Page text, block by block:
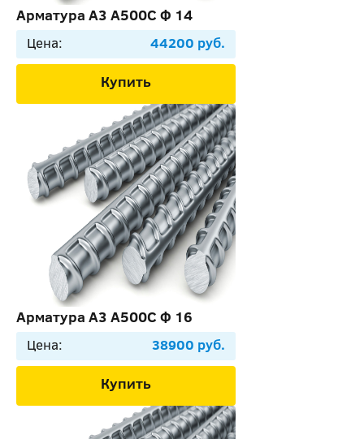
Арматура А3 А500С Ф 14
Цена: 44200 руб.
Купить
Арматура А3 А500С Ф 16
Цена: 38900 руб.
Купить